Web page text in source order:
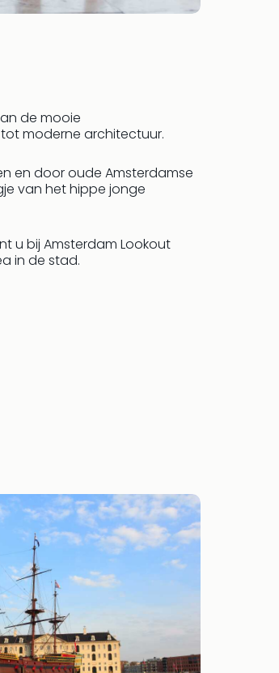
de mooie
moderne architectuur.
en door oude Amsterdamse
van het hippe jonge
u bij Amsterdam Lookout
in de stad.